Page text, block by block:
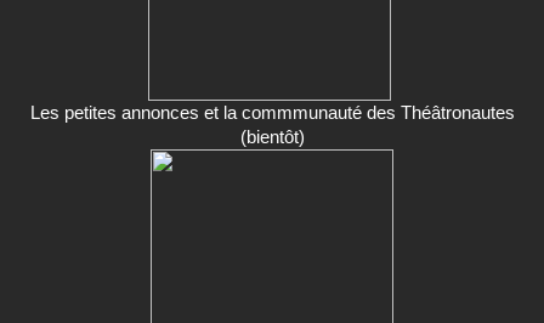
Les petites annonces et la commmunauté des Théâtronautes
(bientôt)